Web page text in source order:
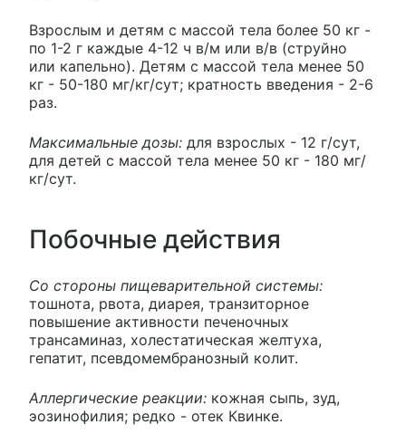
Взрослым и детям с массой тела более 50 кг -
по 1-2 г каждые 4-12 ч в/м или в/в (струйно
или капельно). Детям с массой тела менее 50
кг - 50-180 мг/кг/сут; кратность введения - 2-6
раз.
Максимальные дозы: для взрослых - 12 г/сут,
для детей с массой тела менее 50 кг - 180 мг/
кг/сут.
Побочные действия
Со стороны пищеварительной системы:
тошнота, рвота, диарея, транзиторное
повышение активности печеночных
трансаминаз, холестатическая желтуха,
гепатит, псевдомембранозный колит.
Аллергические реакции: кожная сыпь, зуд,
эозинофилия; редко - отек Квинке.